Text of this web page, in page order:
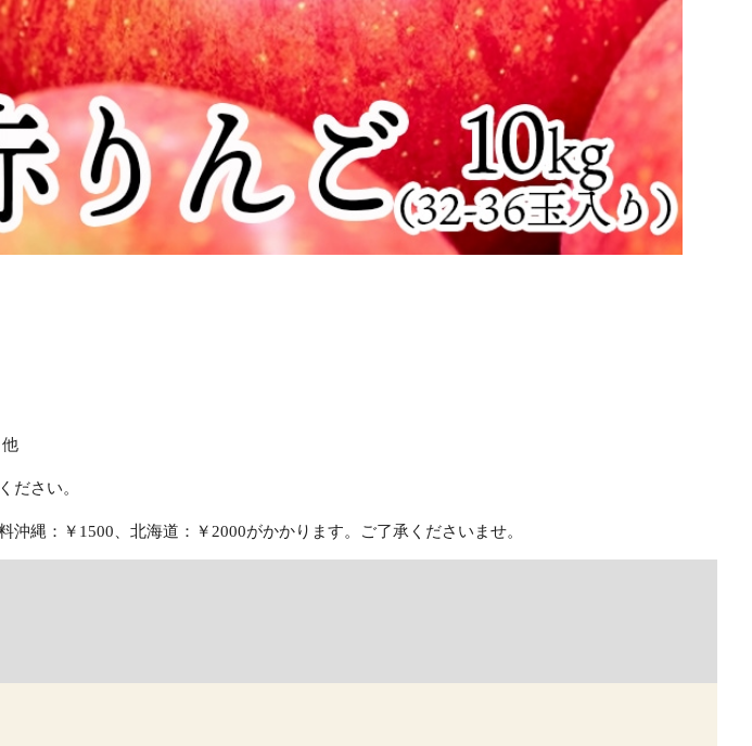
ださい。
沖縄：￥1500、北海道：￥2000がかかります。ご了承くださいませ。